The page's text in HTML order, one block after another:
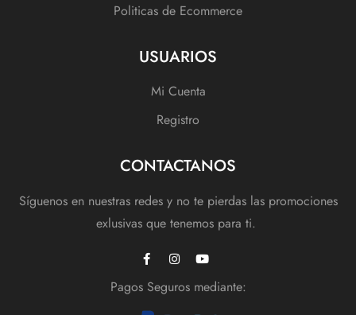
Politicas de Ecommerce
USUARIOS
Mi Cuenta
Registro
CONTACTANOS
Síguenos en nuestras redes y no te pierdas las promociones
exlusivas que tenemos para ti.
Pagos Seguros mediante: